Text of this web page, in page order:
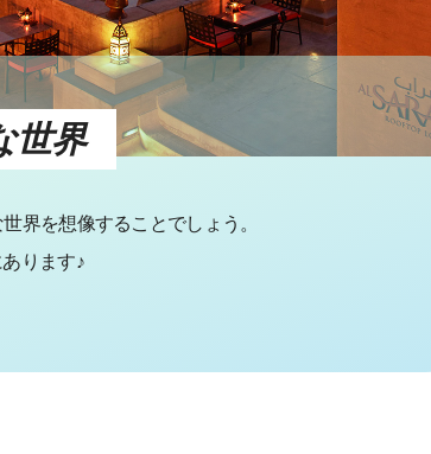
世界
界を想像することでしょう。
ります♪